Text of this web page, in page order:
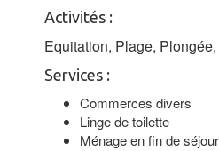
Activités :
Equitation, Plage,
Services :
Commerces divers
Linge de toilette
Ménage en fin de